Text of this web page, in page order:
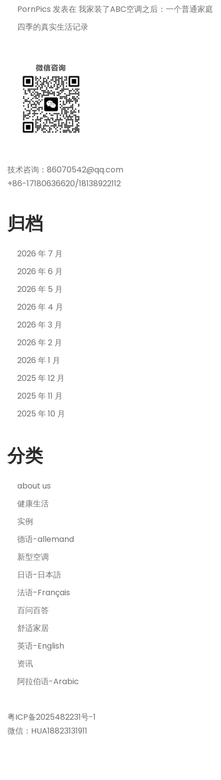
PornPics 发表在我家装了ABC空调之后：一个普通家庭
四季的真实生活记录
技术咨询：86070542@qq.com
+86-17180636620/18138922112
归档
2026 年 7 月
2026 年 6 月
2026 年 5 月
2026 年 4 月
2026 年 3 月
2026 年 2 月
2026 年 1 月
2025 年 12 月
2025 年 11 月
2025 年 10 月
分类
about us
健康生活
实例
德语-allemand
新型空调
日语-日本語
法语-Français
百问百答
舒适家居
英语-English
资讯
阿拉伯语-Arabic
粤ICP备2025482231号-1
微信：HUA18823131911